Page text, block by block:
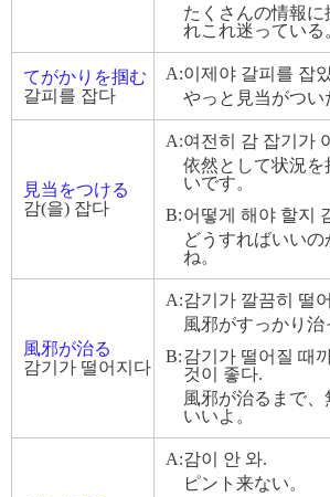
たくさんの情報
れこれ迷っている
てがかりを掴む
갈피를 잡다
A:이제야 갈피를 잡
やっと見当がつい
見当をつける
감(을) 잡다
A:여전히 감 잡기가
依然として状況を
いです。
B:어떻게 해야 할지
どうすればいい
ね。
風邪が治る
감기가 떨어지다
A:감기가 깔끔히 떨
風邪がすっかり治
B:감기가 떨어질 때
것이 좋다.
風邪が治るまで
いいよ。
A:감이 안 와.
ピント来ない。